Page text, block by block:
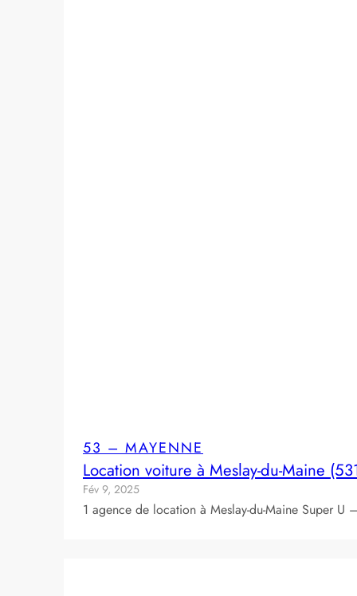
53 – MAYENNE
Location voiture à Meslay-du-Maine
Fév 9, 2025
1 agence de location à Meslay-du-Maine Super U